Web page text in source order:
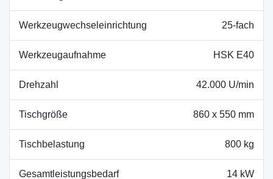
Werkzeugwechseleinrichtung 25-fach
Werkzeugaufnahme HSK E40
Drehzahl 42.000 U/min
Tischgröße 860 x 550 mm
Tischbelastung 800 kg
Gesamtleistungsbedarf 14 kW